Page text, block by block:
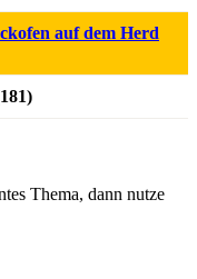
auf dem Herd
Thema, dann nutze